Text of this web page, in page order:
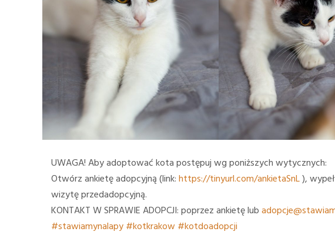
UWAGA! Aby adoptować kota postępuj wg poniższych wytycznych:
Otwórz ankietę adopcyjną (link:https://tinyurl.com/ankietaSnL),
wizytę przedadopcyjną.
KONTAKT W SPRAWIE ADOPCJI: poprzez ankietę lub
#stawiamynalapy#kotkrakow#kotdoadopcji